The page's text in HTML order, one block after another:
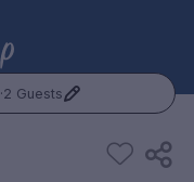
·2 Guests